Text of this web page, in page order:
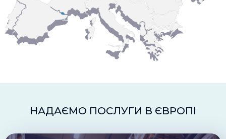
НАДАЄМО ПОСЛУГИ В ЄВРОПІ